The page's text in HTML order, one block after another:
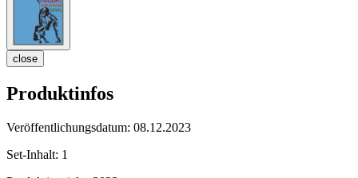
close
Produktinfos
Veröffentlichungsdatum: 08.12.2023
Set-Inhalt: 1